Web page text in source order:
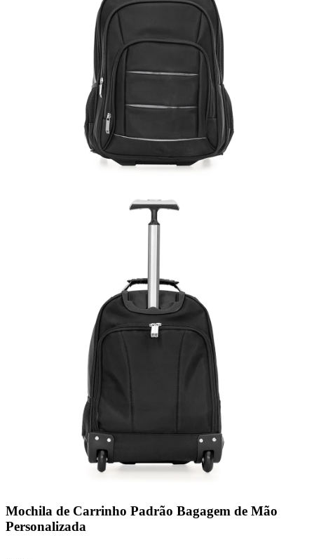
Mochila de Carrinho Padrão Bagagem de Mão
Personalizada